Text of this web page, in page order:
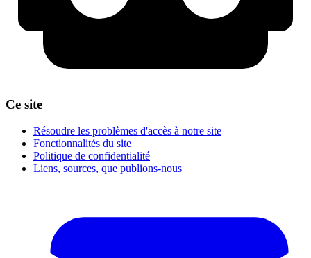
Ce site
Résoudre les problèmes d'accès à notre site
Fonctionnalités du site
Politique de confidentialité
Liens, sources, que publions-nous